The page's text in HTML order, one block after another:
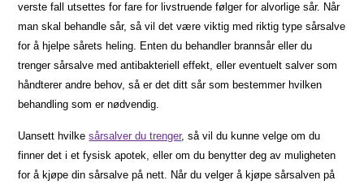
verste fall utsettes for fare for livstruende følger for alvorlige sår. Når
man skal behandle sår, så vil det være viktig med riktig type sårsalve
for å hjelpe sårets heling. Enten du behandler brannsår eller du
trenger sårsalve med antibakteriell effekt, eller eventuelt salver som
håndterer andre behov, så er det ditt sår som bestemmer hvilken
behandling som er nødvendig.
Uansett hvilkesårsalver du trenger, så vil du kunne velge om du
finner det i et fysisk apotek, eller om du benytter deg av muligheten
for å kjøpe din sårsalve på nett. Når du velger å kjøpe sårsalven på